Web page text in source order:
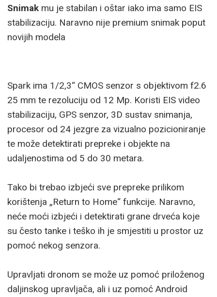
Snimak mu je stabilan i oštar iako ima samo EIS
stabilizaciju. Naravno nije premium snimak poput
novijih modela
Spark ima 1/2,3“ CMOS senzor s objektivom f2.6
25 mm te rezoluciju od 12 Mp. Koristi EIS video
stabilizaciju, GPS senzor, 3D sustav snimanja,
procesor od 24 jezgre za vizualno pozicioniranje
te može detektirati prepreke i objekte na
udaljenostima od 5 do 30 metara.
Tako bi trebao izbjeći sve prepreke prilikom
korištenja „Return to Home“ funkcije. Naravno,
neće moći izbjeći i detektirati grane drveća koje
su često tanke i teško ih je smjestiti u prostor uz
pomoć nekog senzora.
Upravljati dronom se može uz pomoć priloženog
daljinskog upravljača, ali i uz pomoć Android